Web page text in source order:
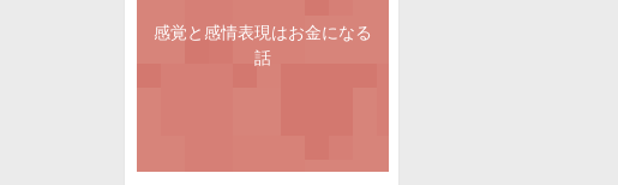
感覚と感情表現はお金になる
話